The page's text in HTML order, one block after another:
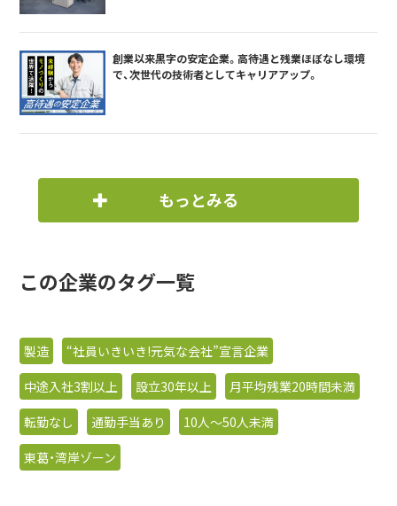
創業以来黒字の安定企業。高待遇と残業ほぼなし環境
で、次世代の技術者としてキャリアアップ。
もっとみる
この企業のタグ一覧
製造
“社員いきいき!元気な会社”宣言企業
中途入社3割以上
設立30年以上
月平均残業20時間未満
転勤なし
通勤手当あり
10人〜50人未満
東葛・湾岸ゾーン